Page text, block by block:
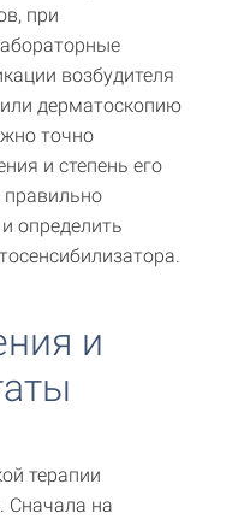
при
возбудителя
дерматоскопию
точно
и степень его
правильно
определить
и
терапии
Сначала на